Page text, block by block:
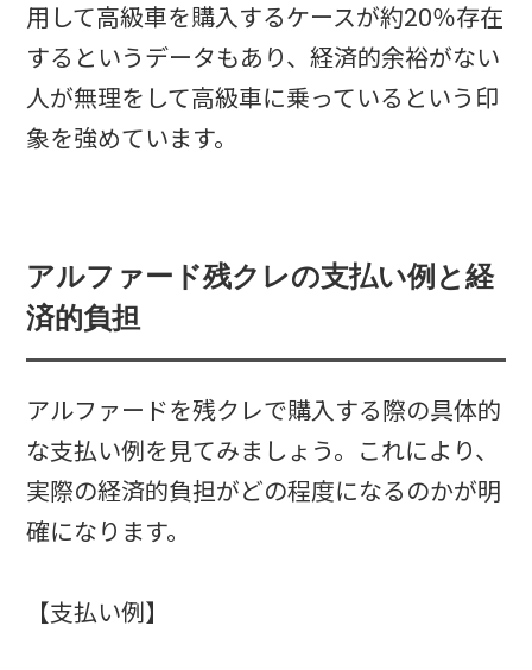
用して高級車を購入するケースが約20％存在
するというデータもあり、経済的余裕がない
人が無理をして高級車に乗っているという印
象を強めています。
アルファード残クレの支払い例と経
済的負担
アルファードを残クレで購入する際の具体的
な支払い例を見てみましょう。これにより、
実際の経済的負担がどの程度になるのかが明
確になります。
【支払い例】